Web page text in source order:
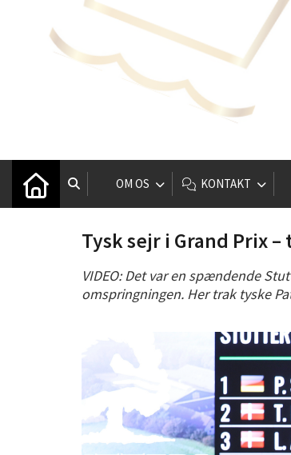
OM OS KONTAKT
Tysk sejr i Grand Prix
VIDEO: Det var en spændende
omspringningen. Her trak tyske